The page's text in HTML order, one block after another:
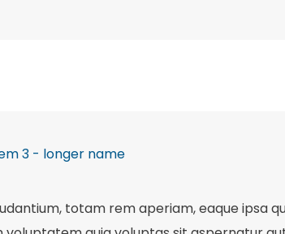
3 - longer name
totam rem aperiam, eaque ipsa